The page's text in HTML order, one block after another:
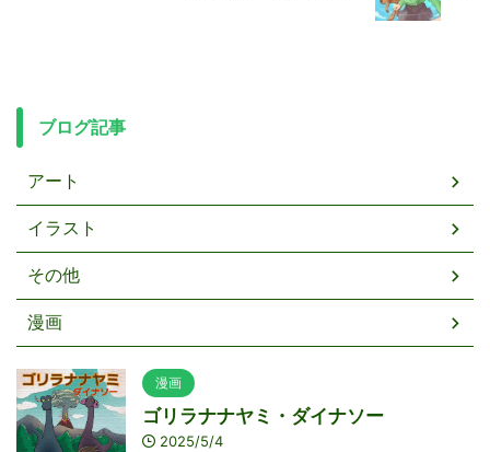
ブログ記事
アート
イラスト
その他
漫画
漫画
ゴリラナナヤミ・ダイナソー
2025/5/4